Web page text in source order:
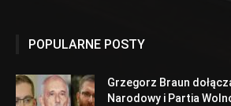
POPULARNE POSTY
Grzegorz Braun
Narodowy i Partia